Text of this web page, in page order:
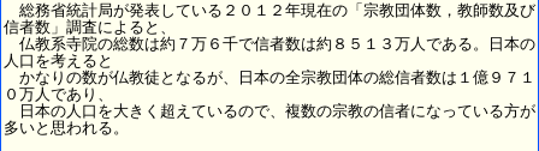
総務省統計局が発表している２０１２年現在の「宗教団体数，教師数及び
信者数」調査によると、
仏教系寺院の総数は約７万６千で信者数は約８５１３万人である。日本の
人口を考えると
かなりの数が仏教徒となるが、日本の全宗教団体の総信者数は１億９７１
０万人であり、
日本の人口を大きく超えているので、複数の宗教の信者になっている方が
多いと思われる。